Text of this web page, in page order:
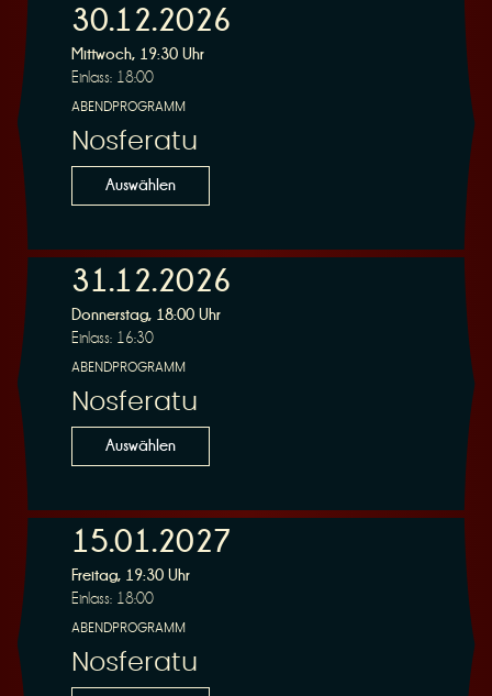
30.12.2026
Mittwoch, 19:30 Uhr
Einlass: 18:00
ABENDPROGRAMM
Nosferatu
Auswählen
31.12.2026
Donnerstag, 18:00 Uhr
Einlass: 16:30
ABENDPROGRAMM
Nosferatu
Auswählen
15.01.2027
Freitag, 19:30 Uhr
Einlass: 18:00
ABENDPROGRAMM
Nosferatu